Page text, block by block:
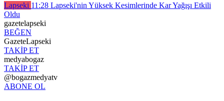
Lapseki 11:28 Lapseki'nin Yüksek Kesimlerinde Kar Yağışı Etkili
Oldu
gazetelapseki
BEĞEN
GazeteLapseki
TAKİP ET
medyabogaz
TAKİP ET
@bogazmedyatv
ABONE OL